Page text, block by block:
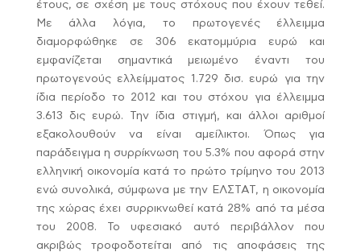
έτους, σε σχέση με τους στόχους που έχουν τεθεί.
Με άλλα λόγια, το πρωτογενές έλλειμμα
διαμορφώθηκε σε 306 εκατομμύρια ευρώ και
εμφανίζεται σημαντικά μειωμένο έναντι του
πρωτογενούς ελλείμματος 1.729 δισ. ευρώ για την
ίδια περίοδο το 2012 και του στόχου για έλλειμμα
3.613 δις ευρώ. Την ίδια στιγμή, και άλλοι αριθμοί
εξακολουθούν να είναι αμείλικτοι. Όπως για
παράδειγμα η συρρίκνωση του 5.3% που αφορά στην
ελληνική οικονομία κατά το πρώτο τρίμηνο του 2013
ενώ συνολικά, σύμφωνα με την ΕΛΣΤΑΤ, η οικονομία
της χώρας έχει συρρικνωθεί κατά 28% από τα μέσα
του 2008. Το υφεσιακό αυτό περιβάλλον που
ακριβώς τροφοδοτείται από τις αποφάσεις της